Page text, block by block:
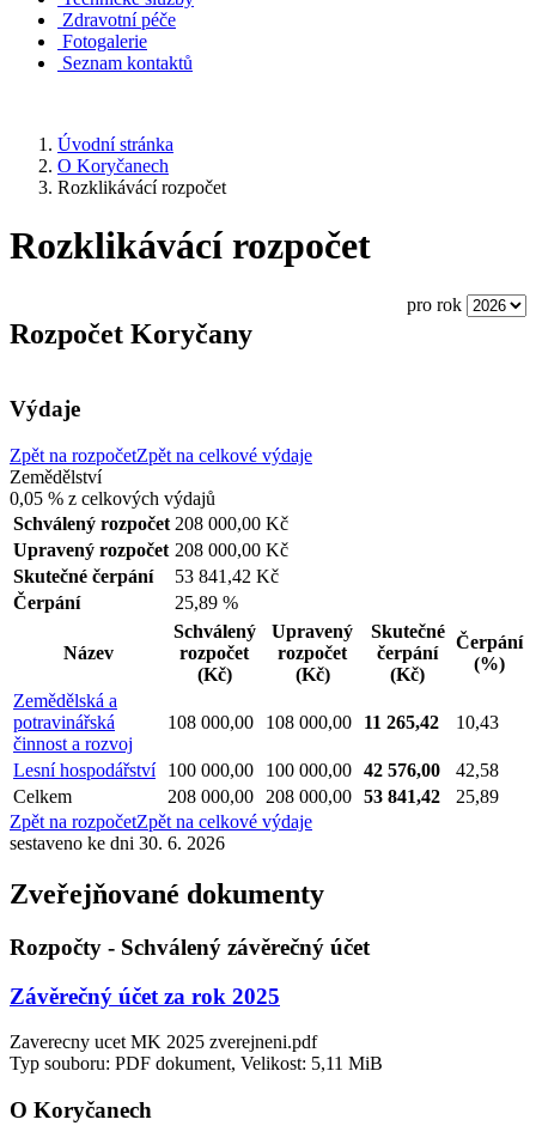
Zdravotní péče
Fotogalerie
Seznam kontaktů
Úvodní stránka
O Koryčanech
Rozklikávácí rozpočet
Rozklikávácí rozpočet
pro rok
Rozpočet Koryčany
Výdaje
Zpět na rozpočetZpět na celkové výdaje
Zemědělství
0,05 % z celkových výdajů
Schválený rozpočet 208 000,00 Kč
Upravený rozpočet 208 000,00 Kč
Skutečné čerpání
53 841,42 Kč
Čerpání
25,89 %
Název
Schválený
rozpočet
(Kč)
Upravený
rozpočet
(Kč)
Skutečné
čerpání
(Kč)
Čerpání
(%)
Zemědělská a
potravinářská
činnost a rozvoj
108 000,00 108 000,00 11 265,42 10,43
Lesní hospodářství 100 000,00 100 000,00 42 576,00
42,58
Celkem
208 000,00 208 000,00 53 841,42
25,89
Zpět na rozpočetZpět na celkové výdaje
sestaveno ke dni 30. 6. 2026
Zveřejňované dokumenty
Rozpočty - Schválený závěrečný účet
Závěrečný účet za rok 2025
Zaverecny ucet MK 2025 zverejneni.pdf
Typ souboru: PDF dokument, Velikost: 5,11 MiB
O Koryčanech